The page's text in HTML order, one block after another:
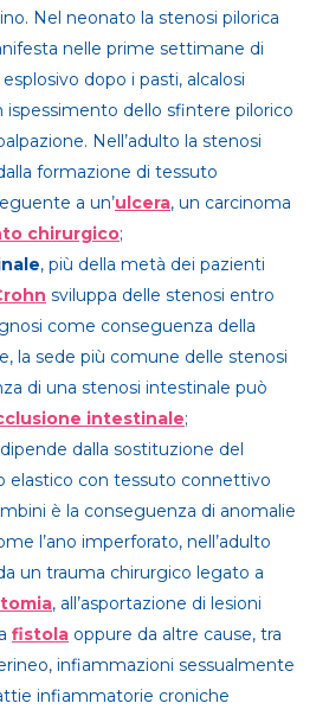
Nel neonato la stenosi pilorica
nelle prime settimane di
dopo i pasti, alcalosi
ispessimento dello sfintere pilorico
Nell’adulto la stenosi
formazione di tessuto
a un’ulcera, un carcinoma
chirurgico;
, più della metà dei pazienti
sviluppa delle stenosi entro
come conseguenza della
la sede più comune delle stenosi
di una stenosi intestinale può
intestinale;
dalla sostituzione del
elastico con tessuto connettivo
è la conseguenza di anomalie
l’ano imperforato, nell’adulto
un trauma chirurgico legato a
, all’asportazione di lesioni
fistola oppure da altre cause, tra
infiammazioni sessualmente
infiammatorie croniche